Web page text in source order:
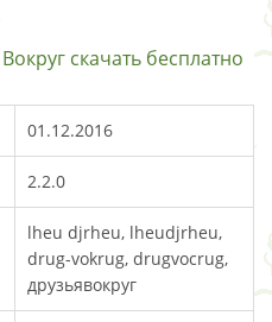
скачать бесплатно
01.12.2016
2.2.0
lheu djrheu, lheudjrheu,
drug-vokrug, drugvocrug,
друзьявокруг